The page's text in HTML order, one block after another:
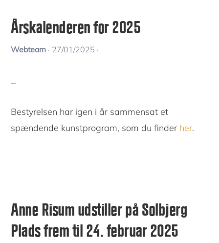
Årskalenderen for 2025
Webteam · 27/01/2025 ·
Bestyrelsen har igen i år sammensat et
spændende kunstprogram, som du finder her.
Anne Risum udstiller på Solbjerg
Plads frem til 24. februar 2025